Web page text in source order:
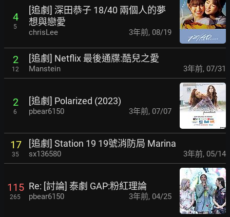
4
5
[追劇] 深田恭子 18/40 兩個人的夢
想與戀愛
chrisLee 3年前, 08/19
2
12
[追劇] Netflix 最後通牒:酷兒之愛
Manstein 3年前, 07/31
2
6
[追劇] Polarized (2023)
pbear6150 3年前, 07/07
17
35
[追劇] Station 19 19號消防局 Marina
sx136580 3年前, 05/14
115
265
Re: [討論] 泰劇 GAP:粉紅理論
pbear6150 3年前, 04/25